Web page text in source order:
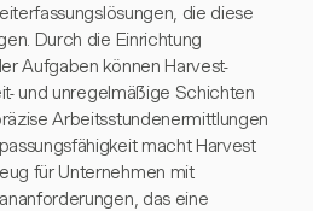
die diese
Durch die Einrichtung
Aufgaben können Harvest-
und unregelmäßige Schichten
Arbeitsstundenermittlungen
macht Harvest
für Unternehmen mit
das eine